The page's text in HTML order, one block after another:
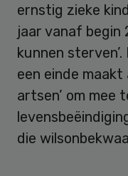
ernstig zieke
jaar vanaf begin
kunnen
een einde maakt
artsen’ om mee
die